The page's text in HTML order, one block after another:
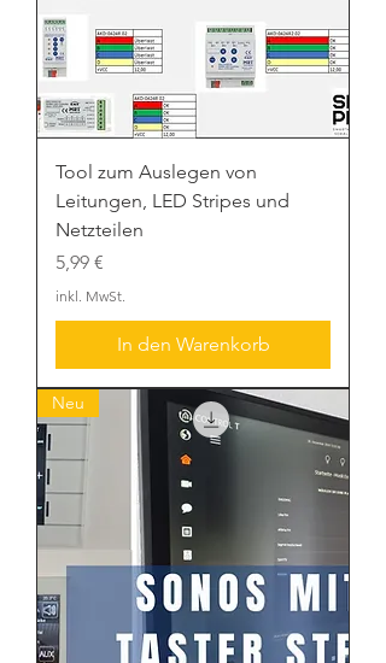
Tool zum Auslegen von
Leitungen, LED Stripes und
Netzteilen
Preis
5,99 €
inkl. MwSt.
In den Warenkorb
Neu